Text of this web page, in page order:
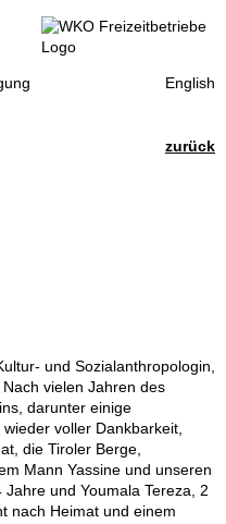
English
zurück
und Sozialanthropologin,
vielen Jahren des
darunter einige
voller Dankbarkeit,
die Tiroler Berge,
Mann Yassine und unseren
und Youmala Tereza, 2
nach Heimat und einem